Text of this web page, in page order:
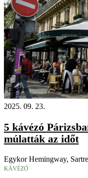
Videó
2025. 09. 23.
5 kávézó
múlatták az időt
Egykor Hemingway,
KÁVÉZÓ